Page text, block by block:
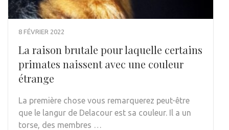
8 FÉVRIER 2022
La raison brutale pour laquelle certains
primates naissent avec une couleur
étrange
La première chose vous remarquerez peut-être
que le langur de Delacour est sa couleur. Il a un
torse, des membres …